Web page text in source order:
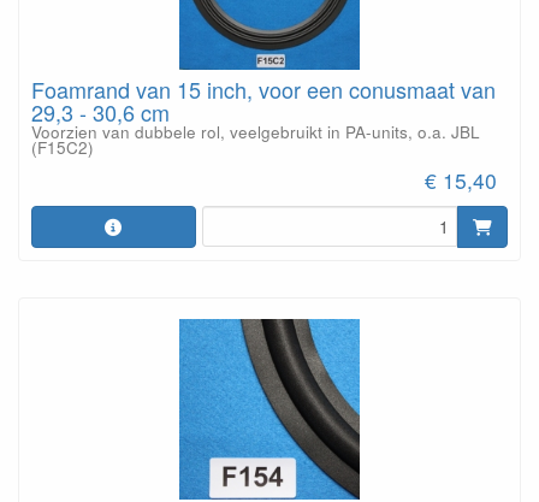
Foamrand van 15 inch, voor een conusmaat van
29,3 - 30,6 cm
Voorzien van dubbele rol, veelgebruikt in PA-units, o.a. JBL
(F15C2)
€ 15,40